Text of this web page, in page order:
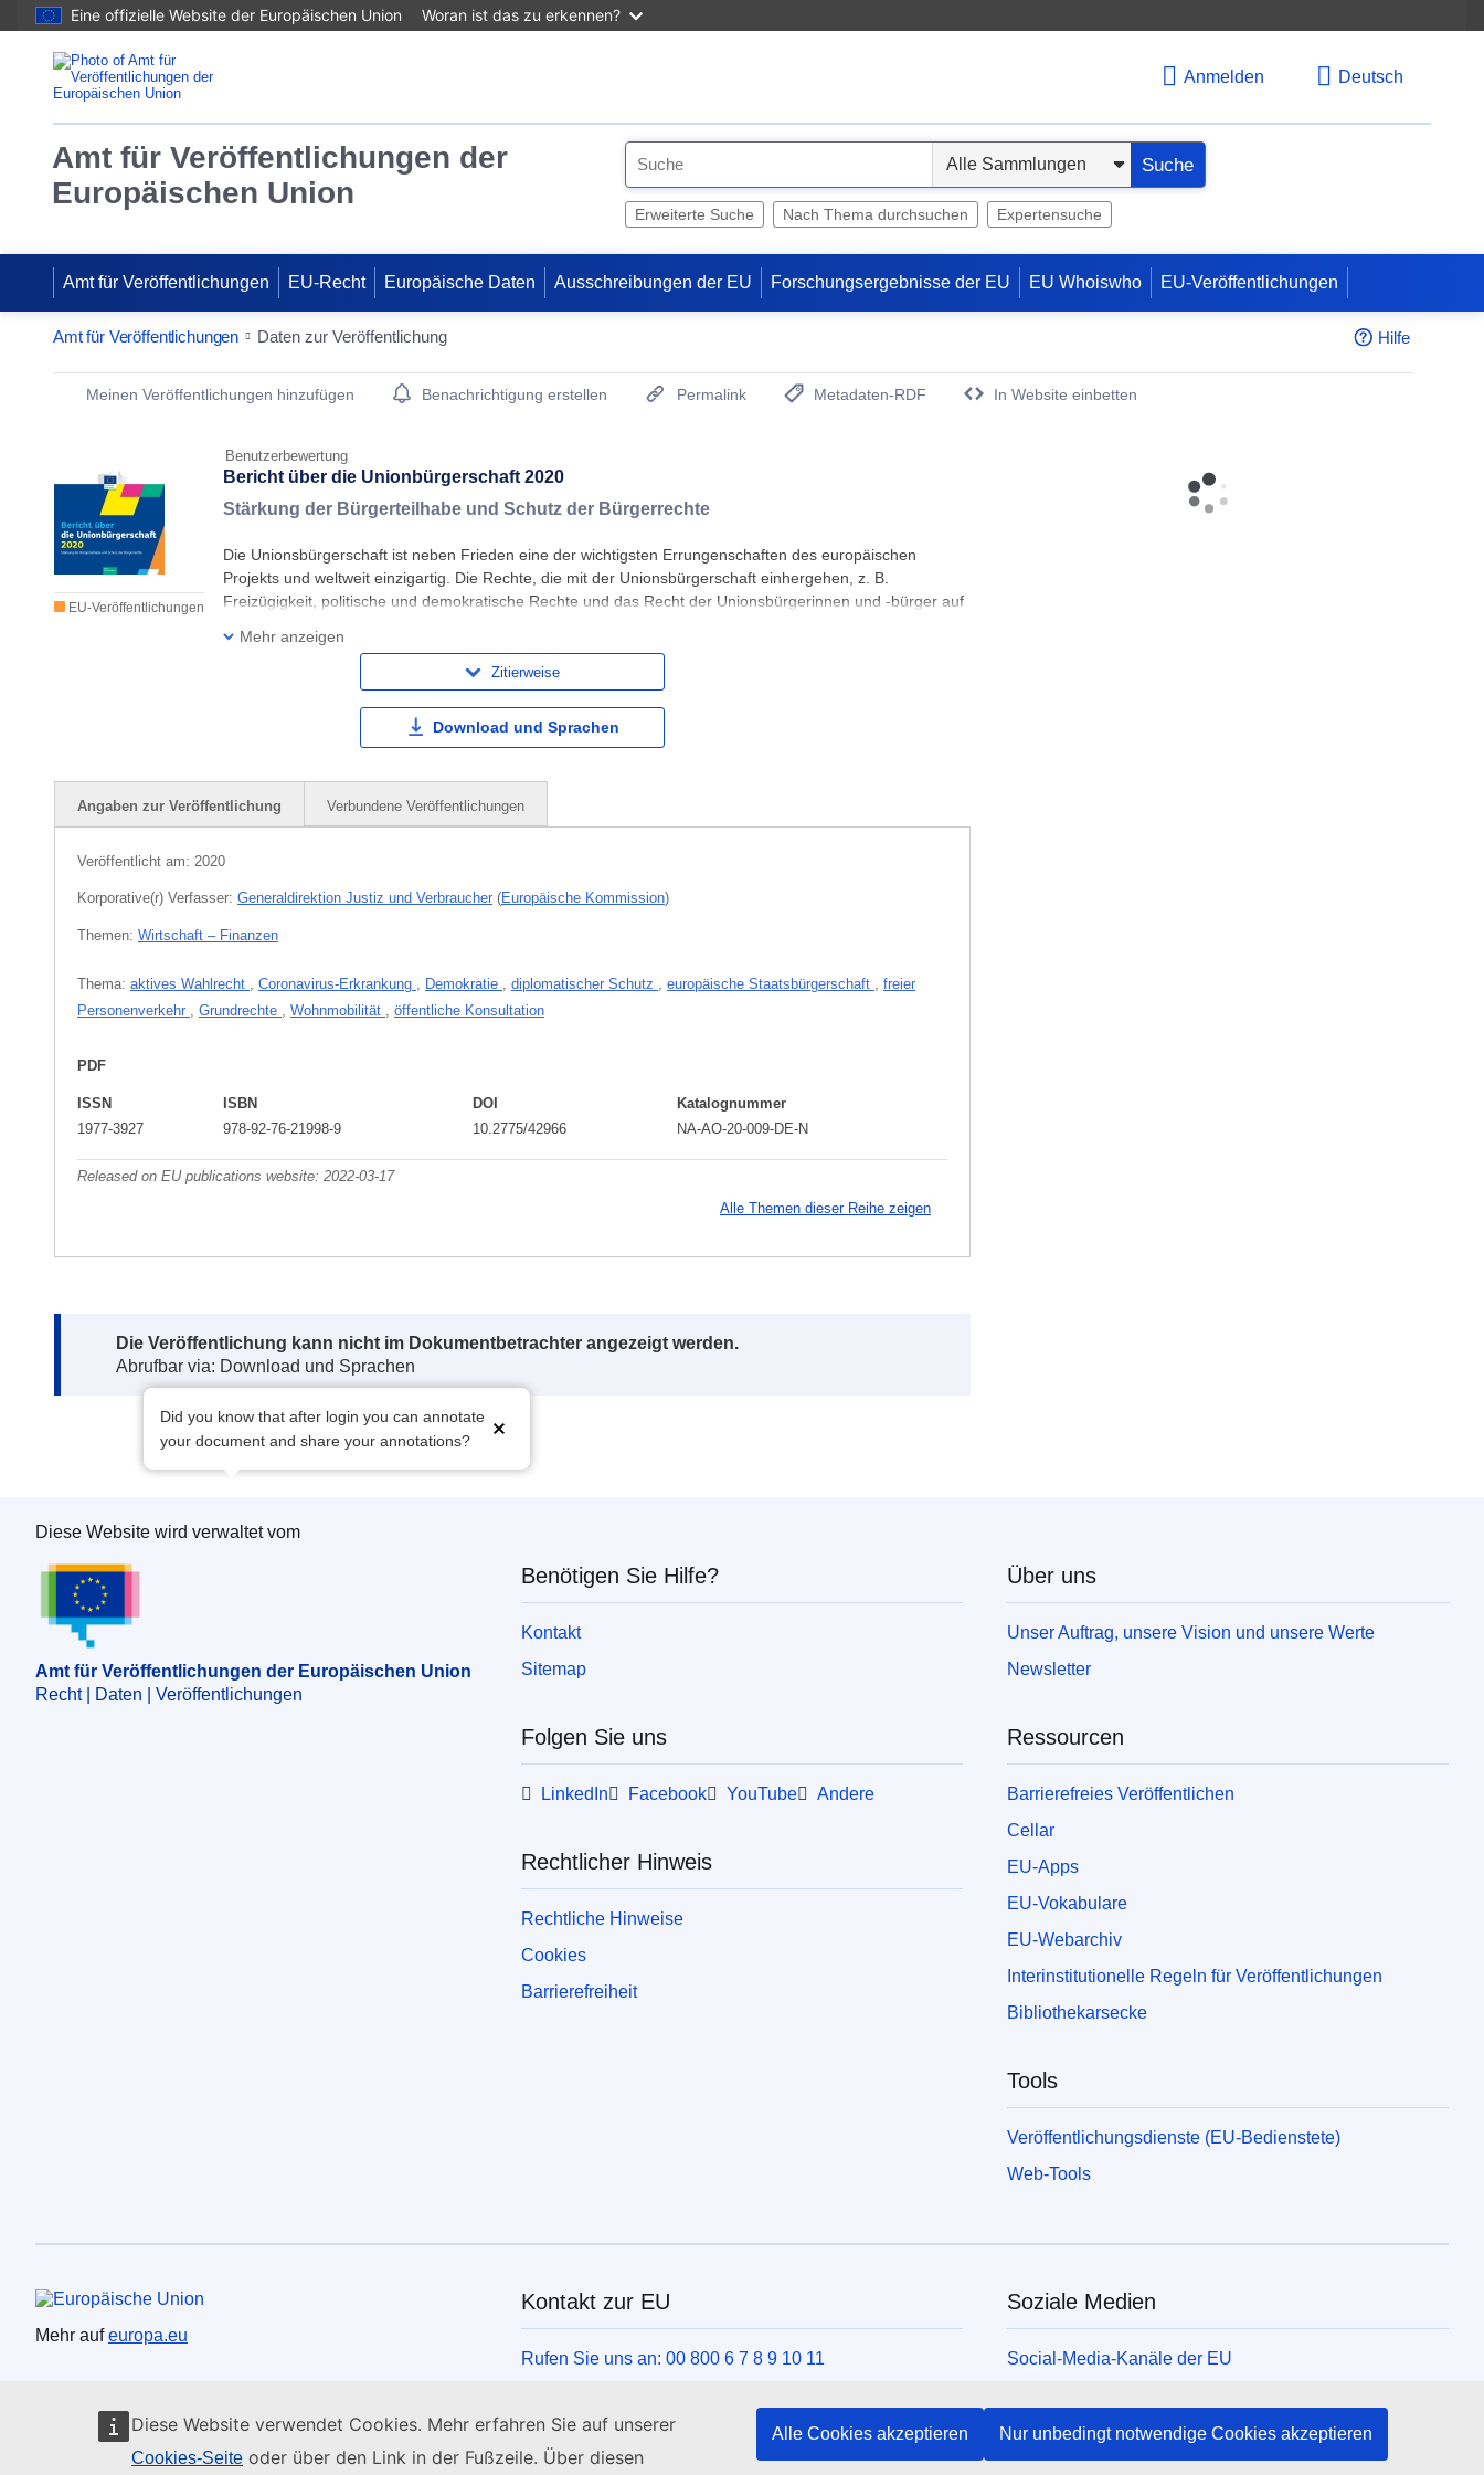
Eine offizielle Website der Europäischen Union Woran ist das zu erkennen?
Diese Website verwendet Cookies. Mehr erfahren Sie auf unserer
Cookies-Seite oder über den Link in der Fußzeile. Über diesen
Alle Cookies akzeptieren Nur unbedingt notwendige Cookies akzeptieren
Anmelden Deutsch
Amt für Veröffentlichungen der
Europäischen Union
e
Suche
Erweiterte Suche Nach Thema durchsuchen Expertensuche
Amt für Veröffentlichungen EU-Recht Europäische Daten Ausschreibungen der EU Forschungsergebnisse der EU EU Whoiswho EU-Veröffentlichungen
Amt für Veröffentlichungen Daten zur Veröffentlichung Hilfe
Publication Detail Actions Portlet
Meinen Veröffentlichungen hinzufügen Benachrichtigung erstellen Permalink
Metadaten-RDF
In Website einbetten
Benutzerbewertung
EU-Veröffentlichungen
Bericht über die Unionbürgerschaft 2020
Stärkung der Bürgerteilhabe und Schutz der Bürgerrechte
Die Unionsbürgerschaft ist neben Frieden eine der wichtigsten Errungenschaften des europäischen
Projekts und weltweit einzigartig. Die Rechte, die mit der Unionsbürgerschaft einhergehen, z. B.
Freizügigkeit, politische und demokratische Rechte und das Recht der Unionsbürgerinnen und -bürger auf
Mehr anzeigen
Zitierweise
Download und Sprachen
Angaben zur Veröffentlichung Verbundene Veröffentlichungen
Veröffentlicht am: 2020
Korporative(r) Verfasser: Generaldirektion Justiz und Verbraucher (Europäische Kommission)
Themen: Wirtschaft – Finanzen
Thema: aktives Wahlrecht Coronavirus-Erkrankung Demokratie diplomatischer Schutz europäische Staatsbürgerschaft
freier
Personenverkehr
Grundrechte Wohnmobilität öffentliche Konsultation
PDF
ISSN
1977-3927
ISBN
978-92-76-21998-9
DOI
10.2775/42966
Katalognummer
NA-AO-20-009-DE-N
Released on EU publications website: 2022-03-17
Alle Themen dieser Reihe zeigen
Note:
Die Veröffentlichung kann nicht im Dokumentbetrachter angezeigt werden.
Abrufbar via: Download und Sprachen
Did you know that after login you can annotate
your document and share your annotations?
Amt für Veröffentlichungen der Europäischen Union
Diese Website wird verwaltet vom
Amt für Veröffentlichungen der Europäischen Union
Recht | Daten | Veröffentlichungen
Benötigen Sie Hilfe?
Kontakt
Sitemap
Folgen Sie uns
LinkedIn Facebook YouTube Andere
Rechtlicher Hinweis
Rechtliche Hinweise
Cookies
Barrierefreiheit
Über uns
Unser Auftrag, unsere Vision und unsere Werte
Newsletter
Ressourcen
Barrierefreies Veröffentlichen
Cellar
EU-Apps
EU-Vokabulare
EU-Webarchiv
Interinstitutionelle Regeln für Veröffentlichungen
Bibliothekarsecke
Tools
Veröffentlichungsdienste (EU-Bedienstete)
Web-Tools
Europäische Union
Mehr aufeuropa.eu
Kontakt zur EU
Rufen Sie uns an: 00 800 6 7 8 9 10 11
Schreiben Sie uns über unser Kontaktformular
Kommen Sie in einem der EU-Zentren vorbei
Soziale Medien
Social-Media-Kanäle der EU
Organe und Einrichtungen der EU